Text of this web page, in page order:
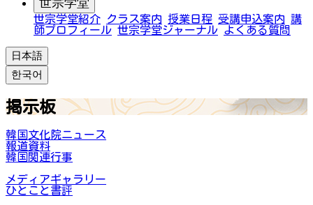
世宗学堂
世宗学堂紹介 クラス案内 授業日程 受講申込案内 講
師プロフィール 世宗学堂ジャーナル よくある質問
日本語
한국어
掲示板
韓国文化院ニュース
報道資料
韓国関連行事
メディアギャラリー
ひとこと書評